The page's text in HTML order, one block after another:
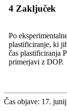
4 Zaključek
Po
plastificiranje, ki
čas plastificiranja
primerjavi z DOP.
Čas objave: 17.